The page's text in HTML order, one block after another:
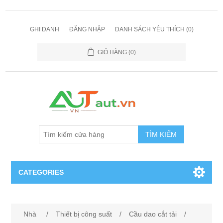
GHI DANH ĐĂNG NHẬP DANH SÁCH YÊU THÍCH (0)
GIỎ HÀNG (0)
TÌM KIẾM
CATEGORIES
Nhà / Thiết bị công suất / Cầu dao cắt tải
/